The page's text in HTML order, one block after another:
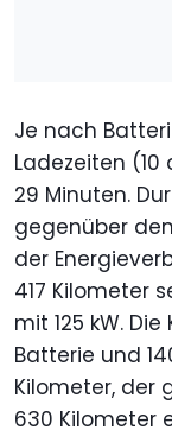
Je nach
Ladezeiten
29 Minuten.
gegenüber
der
417 Kilometer
mit 125 kW.
Batterie und
Kilometer, der
630 Kilometer